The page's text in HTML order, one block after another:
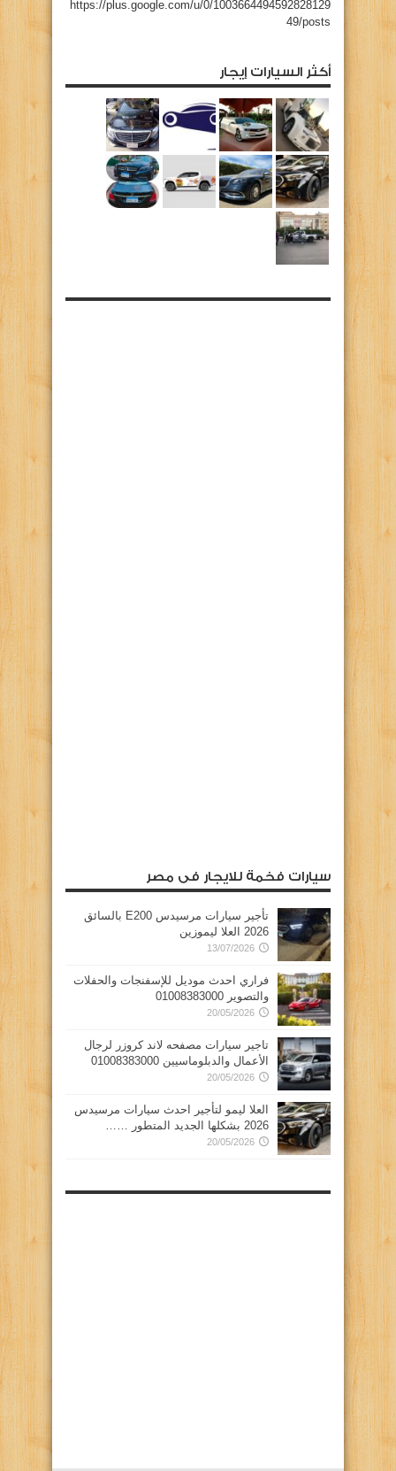
https://plus.google.com/u/0/1003664494592828129
49/posts
أكثر السيارات إيجار
سيارات فخمة للايجار فى مصر
تأجير سيارات مرسيدس E200 بالسائق
2026 العلا ليموزين
13/07/2026
فراري احدث موديل للإسفنجات والحفلات
والتصوير 01008383000
20/05/2026
تاجير سيارات مصفحه لاند كروزر لرجال
الأعمال والدبلوماسيين 01008383000
20/05/2026
العلا ليمو لتأجير احدث سيارات مرسيدس
2026 بشكلها الجديد المتطور ……
20/05/2026